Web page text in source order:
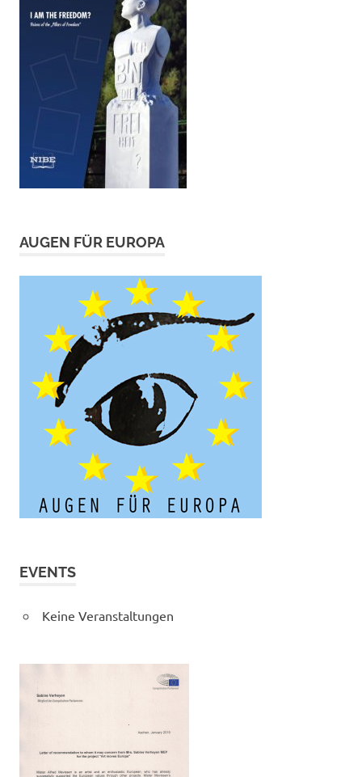
AUGEN FÜR EUROPA
EVENTS
Keine Veranstaltungen